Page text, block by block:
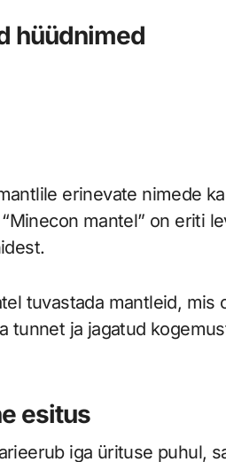
hüüdnimed
erinevate nimede
mantel” on eriti
tuvastada mantleid, mis
tunnet ja jagatud
esitus
iga ürituse puhul,